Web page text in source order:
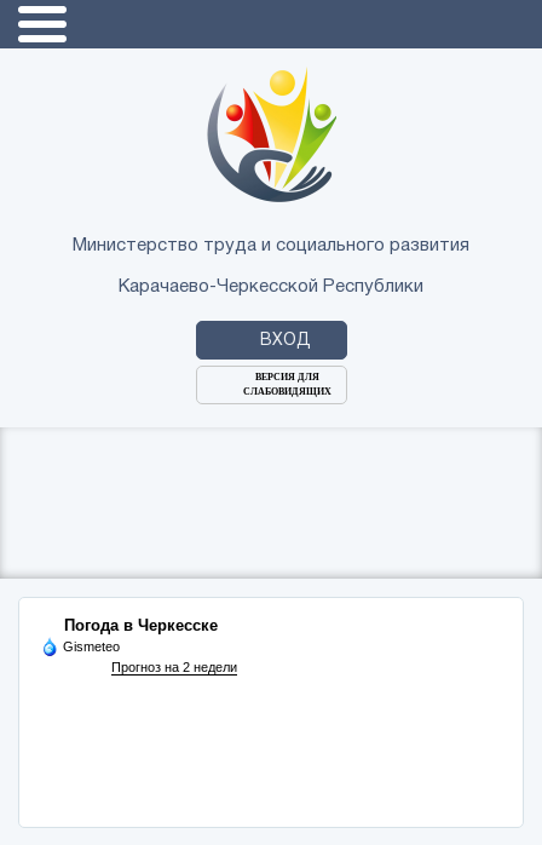
Министерство труда и социального развития
Карачаево-Черкесской Республики
ВХОД
ВЕРСИЯ ДЛЯ
СЛАБОВИДЯЩИХ
Погода в Черкесске
Gismeteo
Прогноз на 2 недели